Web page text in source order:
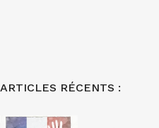
ARTICLES RÉCENTS :